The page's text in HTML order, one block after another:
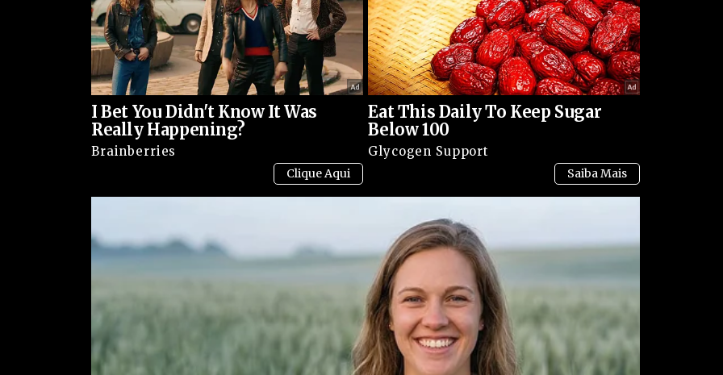
A funcionária foi libertada sem ferimentos, mas extremamente abalada. Ela foi retirada da loja por
policiais e recebeu atendimento no local. O criminoso foi algemado e levado para a delegacia. O
segundo suspeito, detido anteriormente, também foi encaminhado para prestar esclarecimentos.
O incidente terminou sem mortes, o que foi considerado um resultado positivo diante do risco
envolvido. Ainda assim, o caso gerou preocupação entre comerciantes, que reclamam do aumento
envolvidos e se o grupo já havia praticado crimes semelhantes.
A ação reforçou o sentimento de insegurança no comércio local, e moradores pedem medidas mais
firmes para evitar episódios semelhantes no futuro.
I Bet You Didn't Know It Was
Really Happening?
Brainberries
Eat This Daily To Keep Sugar
Below 100
Glycogen Support